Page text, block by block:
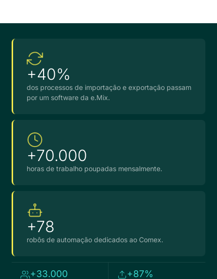
+40%
dos processos de importação e exportação passam
por um software da e.Mix.
+70.000
horas de trabalho poupadas mensalmente.
+78
robôs de automação dedicados ao Comex.
+33.000 +87%